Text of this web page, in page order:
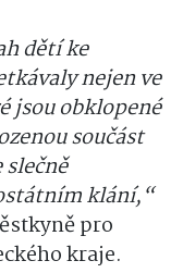
dětí ke
nejen ve
jsou obklopené
součást
klání,“
pro
kraje.